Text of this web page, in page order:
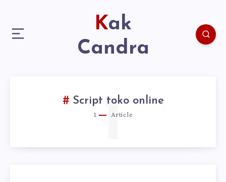
Kak
Candra
Script toko online
1 Article
1